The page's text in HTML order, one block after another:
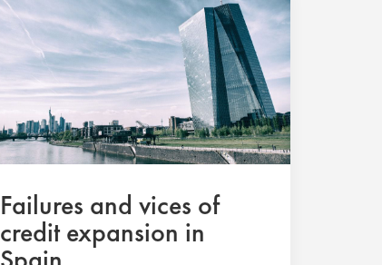
Failures and vices of
credit expansion in